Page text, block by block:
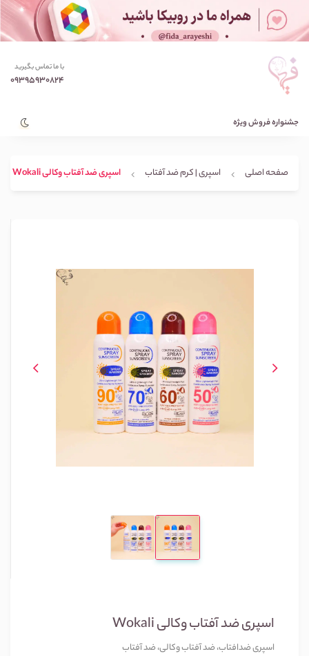
با ما تماس بگیرید
09395930824
جشنواره فروش ویژه
صفحه اصلی اسپری | کرم ضد آفتاب اسپری ضد آفتاب وکالی Wokali
اسپری ضد آفتاب وکالی Wokali
اسپری ضدافتاب، ضد آفتاب وکالی، ضد آفتاب